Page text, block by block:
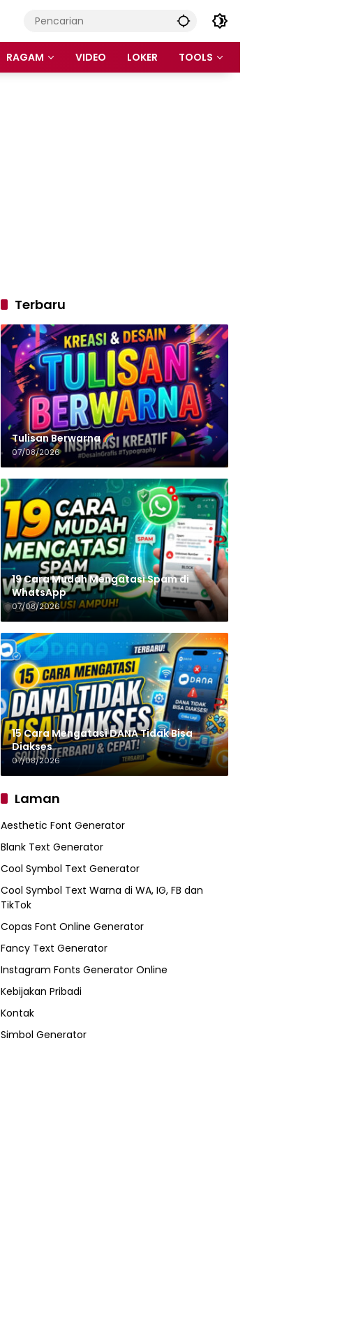
RAGAM VIDEO LOKER TOOLS
Terbaru
Tulisan‌‌‌‌‌‌‌‌‌‌‌‌‌‌‌‌ Berwarna
07/08/2026
19 Cara Mudah Mengatasi Spam di
WhatsApp
07/08/2026
15 Cara Mengatasi DANA Tidak Bisa
Diakses
07/08/2026
Laman
Aesthetic Font Generator
Blank Text Generator
Cool Symbol Text Generator
Cool Symbol Text Warna di WA, IG, FB dan
TikTok
Copas Font Online Generator
Fancy Text Generator
Instagram Fonts Generator Online
Kebijakan Pribadi
Kontak
Simbol Generator